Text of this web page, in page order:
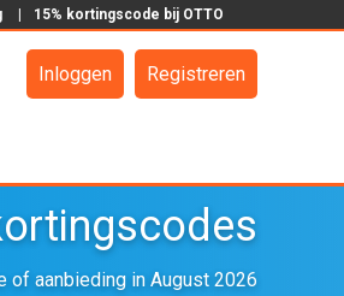
15% kortingscode bij OTTO
Inloggen Registreren
of aanbieding in August 2026